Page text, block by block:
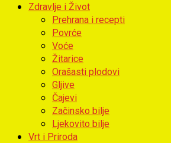
Zdravlje i Život
Prehrana i recepti
Povrće
Voće
Žitarice
Orašasti plodovi
Gljive
Čajevi
Začinsko bilje
Ljekovito bilje
Vrt i Priroda